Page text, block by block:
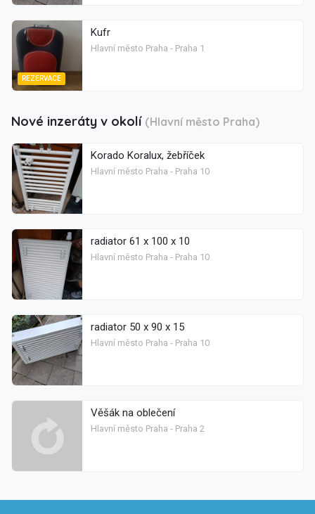
REZERVACE
Kufr
Hlavní město Praha - Praha 1
Nové inzeráty v okolí (Hlavní město Praha)
Korado Koralux, žebříček
Hlavní město Praha - Praha 10
radiator 61 x 100 x 10
Hlavní město Praha - Praha 10
radiator 50 x 90 x 15
Hlavní město Praha - Praha 10
Věšák na oblečení
Hlavní město Praha - Praha 2